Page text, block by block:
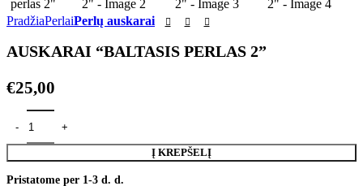
PradžiaPerlaiPerlų auskarai
AUSKARAI “BALTASIS PERLAS 2”
€25,00
produkto kiekis: Auskarai "Baltasis perlas 2"
Į KREPŠELĮ
Pristatome per 1-3 d. d.